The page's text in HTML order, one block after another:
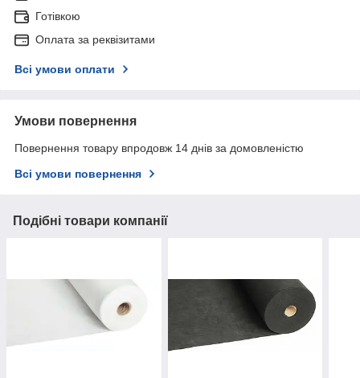
Готівкою
Оплата за реквізитами
Всі умови оплати
Умови повернення
Повернення товару впродовж 14 днів за домовленістю
Всі умови повернення
Подібні товари компанії